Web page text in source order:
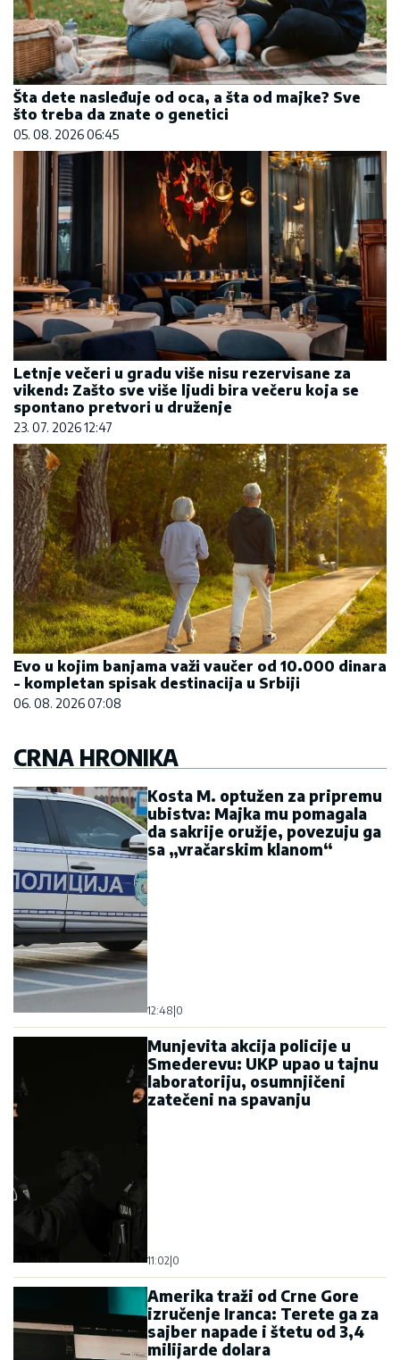
Šta dete nasleđuje od oca, a šta od majke? Sve
što treba da znate o genetici
05. 08. 2026 06:45
Letnje večeri u gradu više nisu rezervisane za
vikend: Zašto sve više ljudi bira večeru koja se
spontano pretvori u druženje
23. 07. 2026 12:47
Evo u kojim banjama važi vaučer od 10.000 dinara
- kompletan spisak destinacija u Srbiji
06. 08. 2026 07:08
CRNA HRONIKA
Kosta M. optužen za pripremu
ubistva: Majka mu pomagala
da sakrije oružje, povezuju ga
sa „vračarskim klanom“
12:48 0
Munjevita akcija policije u
Smederevu: UKP upao u tajnu
laboratoriju, osumnjičeni
zatečeni na spavanju
11:02 0
Amerika traži od Crne Gore
izručenje Iranca: Terete ga za
sajber napade i štetu od 3,4
milijarde dolara